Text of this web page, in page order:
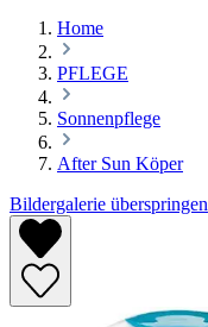
Home
PFLEGE
Sonnenpflege
After Sun Köper
Bildergalerie überspringen